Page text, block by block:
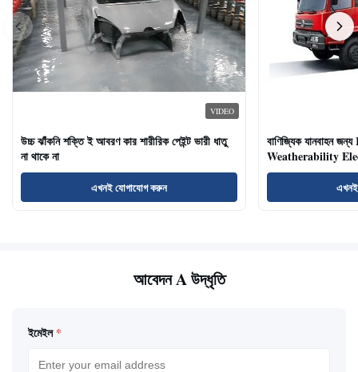
VIDEO
উচ্চ ঝাঁকনি শক্তি ই আবরণ কার শারীরিক পেইন্ট ভারী ধাতু
না থাকে না
এখনই যোগাযোগ করুন
বাণিজ্যিক যানবাহন
Weatherability
আবেদন A উদ্ধৃতি
ইমেইল *